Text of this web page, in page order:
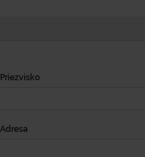
Priezvisko
Adresa